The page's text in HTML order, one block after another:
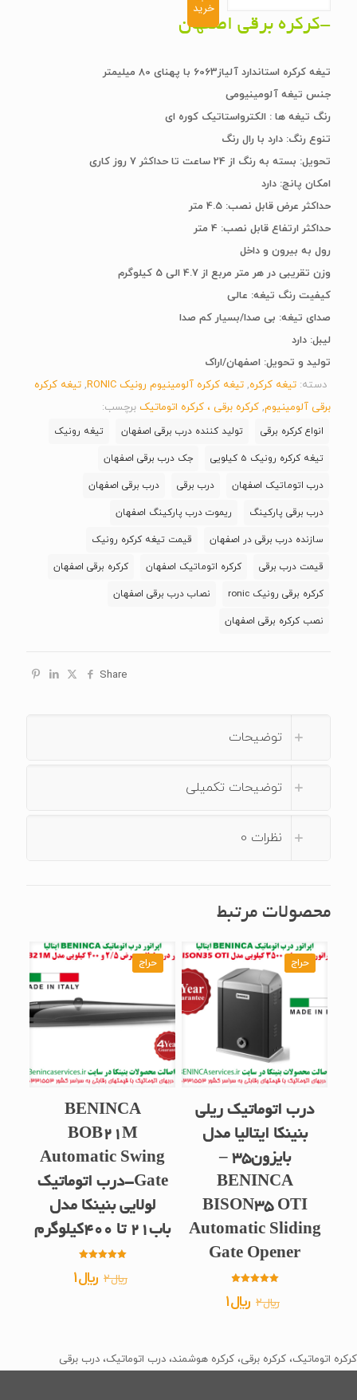
-کرکره برقی اصفهان
تیغه کرکره استاندارد آلیاز6063 با پهنای 80 میلیمتر
جنس تیغه آلومینیومی
رنگ تیغه ها : الکترواستاتیک کوره ای
تنوع رنگ: دارد با رال رنگ
تحویل: بسته به رنگ از 24 ساعت تا حداکثر 7 روز کاری
امکان پانچ: دارد
حداکثر عرض قابل نصب: 4.5 متر
حداکثر ارتفاع قابل نصب: 4 متر
رول به بیرون و داخل
وزن تقریبی در هر متر مربع از 4.7 الی 5 کیلوگرم
کیفیت رنگ تیغه: عالی
صدای تیغه: بی صدا/بسیار کم صدا
لیبل: دارد
تولید و تحویل: اصفهان/اراک
برقی
80قوس
5کیلویی
-کرکره
برقی
اصفهان
عدد
خرید
دسته: تیغه کرکره, تیغه کرکره آلومینیوم رونیک RONIC , تیغه کرکره
برقی آلومینیوم, کرکره برقی ، کرکره اتوماتیک برچسب:
انواع کرکره برقی تولید کننده درب برقی اصفهان تیغه رونیک
تیغه کرکره رونیک 5 کیلویی جک درب برقی اصفهان
درب اتوماتیک اصفهان درب برقی درب برقی اصفهان
درب برقی پارکینگ ریموت درب پارکینگ اصفهان
سازنده درب برقی در اصفهان قیمت تیغه کرکره رونیک
قیمت درب برقی کرکره اتوماتیک اصفهان کرکره برقی اصفهان
کرکره برقی رونیک ronic نصاب درب برقی اصفهان
نصب کرکره برقی اصفهان
Share
توضیحات
توضیحات تکمیلی
نظرات 0
محصولات مرتبط
حراج
درب اتوماتیک ریلی
بنینکا ایتالیا مدل
بایزون35 –
BENINCA
BISON35 OTI
Automatic Sliding
Gate Opener
4.83
از 5﷼2 قیمت
بود.
﷼1
است.
حراج
BENINCA
BOB21M
Automatic Swing
Gate-درب اتوماتیک
لولایی بنینکا مدل
باب21 تا 400کیلوگرم
5.00
از 5 ﷼2 قیمت
﷼1قیمت
کرکره اتوماتیک، کرکره برقی، کرکره هوشمند، درب اتوماتیک، درب برقی